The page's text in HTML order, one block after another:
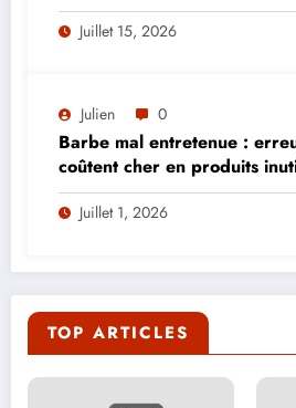
Juillet 15, 2026
Julien 0
Barbe mal entretenue :
coûtent cher en produits
Juillet 1, 2026
TOP ARTICLES